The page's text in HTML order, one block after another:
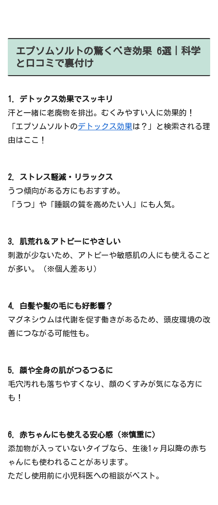
エプソムソルトの驚くべき効果 6選｜科学
と口コミで裏付け
1. デトックス効果でスッキリ
汗と一緒に老廃物を排出。むくみやすい人に効果的！
「エプソムソルトのデトックス効果は？」と検索される理
由はここ！
2. ストレス軽減・リラックス
うつ傾向がある方にもおすすめ。
「うつ」や「睡眠の質を高めたい人」にも人気。
3. 肌荒れ＆アトピーにやさしい
刺激が少ないため、アトピーや敏感肌の人にも使えること
が多い。（※個人差あり）
4. 白髪や髪の毛にも好影響？
マグネシウムは代謝を促す働きがあるため、頭皮環境の改
善につながる可能性も。
5. 顔や全身の肌がつるつるに
毛穴汚れも落ちやすくなり、顔のくすみが気になる方に
も！
6. 赤ちゃんにも使える安心感（※慎重に）
添加物が入っていないタイプなら、生後1ヶ月以降の赤ち
ゃんにも使われることがあります。
ただし使用前に小児科医への相談がベスト。